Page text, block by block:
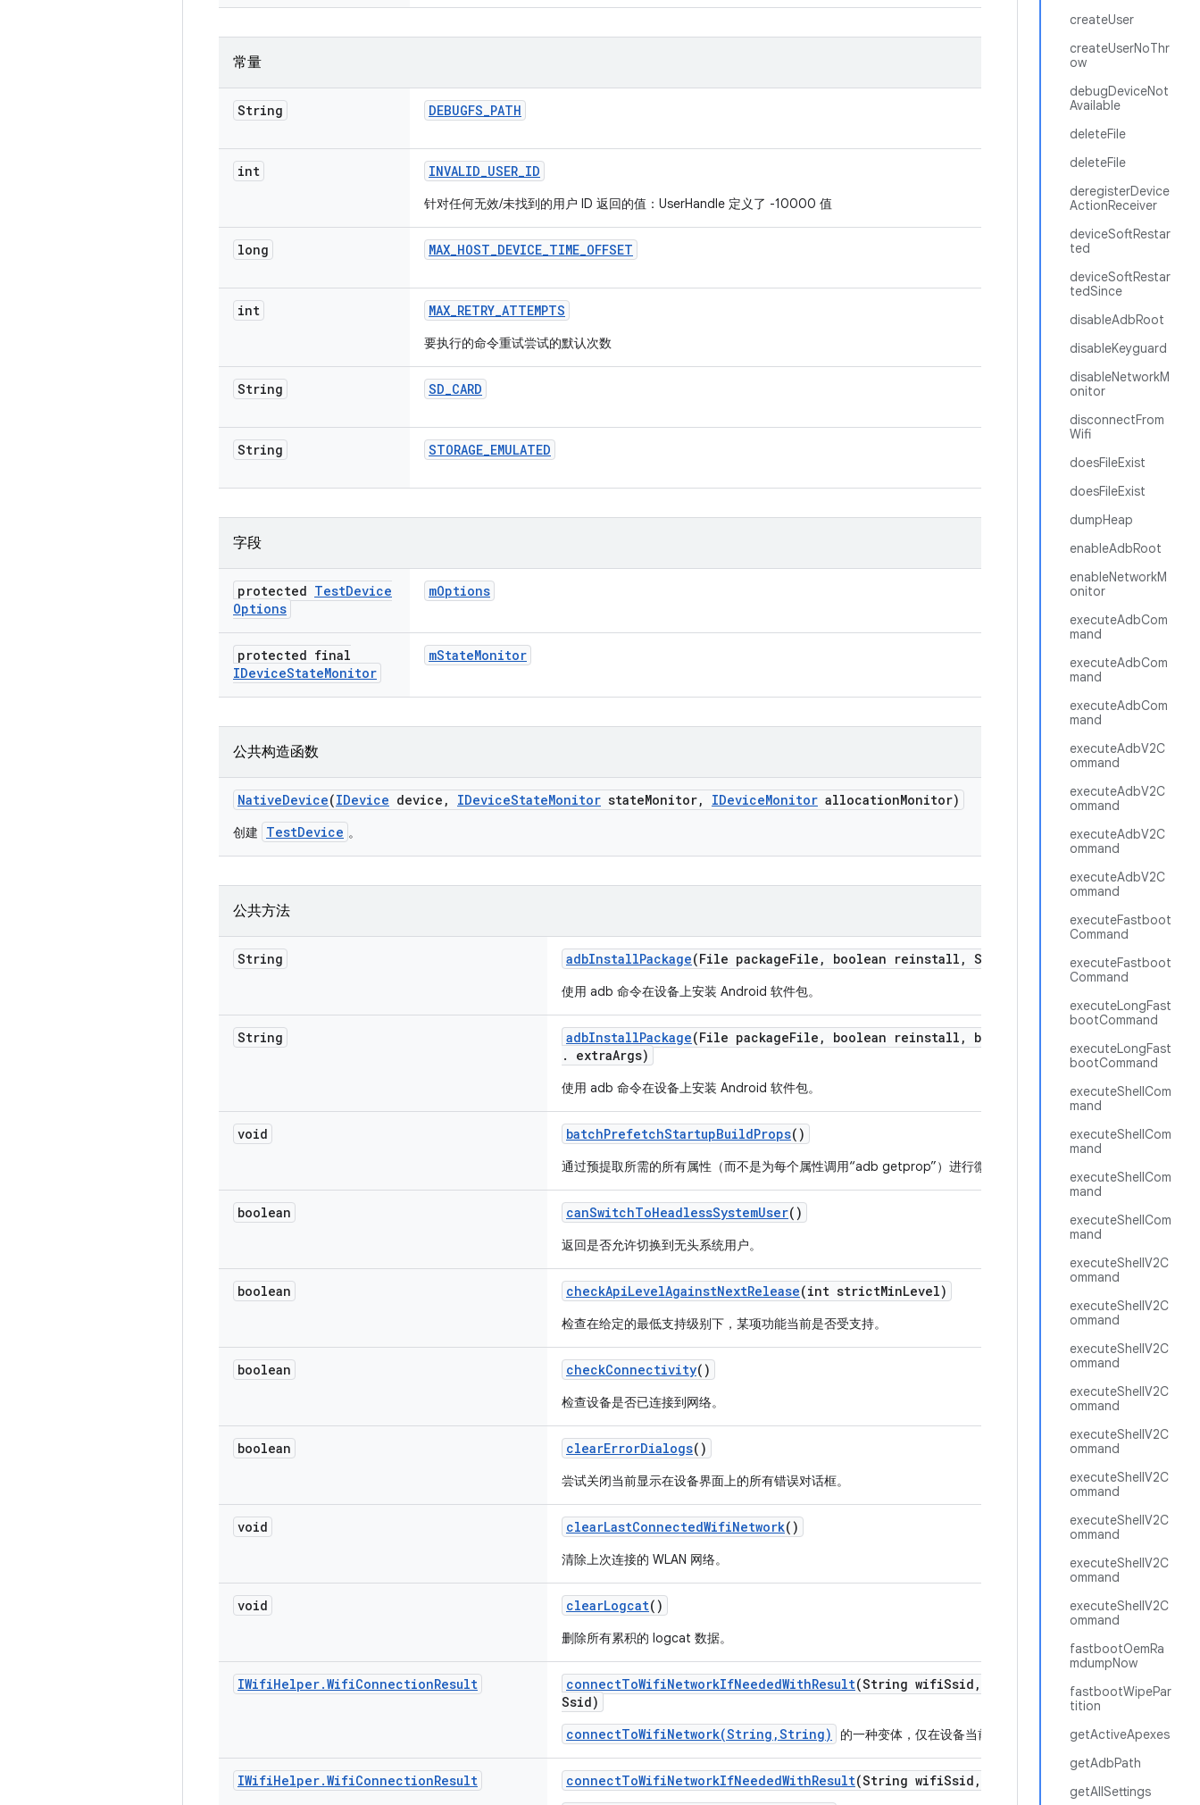
createUser
createUserNoThr
ow
debugDeviceNot
Available
deleteFile
deleteFile
deregisterDevice
ActionReceiver
deviceSoftRestar
ted
deviceSoftRestar
tedSince
disableAdbRoot
disableKeyguard
disableNetworkM
onitor
disconnectFrom
Wifi
doesFileExist
doesFileExist
dumpHeap
enableAdbRoot
enableNetworkM
onitor
executeAdbCom
mand
executeAdbCom
mand
executeAdbCom
mand
executeAdbV2C
ommand
executeAdbV2C
ommand
executeAdbV2C
ommand
executeAdbV2C
ommand
executeFastboot
Command
executeFastboot
Command
executeLongFast
bootCommand
executeLongFast
bootCommand
executeShellCom
mand
executeShellCom
mand
executeShellCom
mand
executeShellCom
mand
executeShellV2C
ommand
executeShellV2C
ommand
executeShellV2C
ommand
executeShellV2C
ommand
executeShellV2C
ommand
executeShellV2C
ommand
executeShellV2C
ommand
executeShellV2C
ommand
executeShellV2C
ommand
fastbootOemRa
mdumpNow
fastbootWipePar
tition
getActiveApexes
getAdbPath
getAllSettings
常量
String DEBUGFS_PATH
int INVALID_USER_ID
针对任何无效/未找到的用户 ID 返回的值：UserHandle 定义了 -10000 值
long MAX_HOST_DEVICE_TIME_OFFSET
int MAX_RETRY_ATTEMPTS
要执行的命令重试尝试的默认次数
String SD_CARD
String STORAGE_EMULATED
字段
protected TestDevice
Options
mOptions
protected final
IDeviceStateMonitor
mStateMonitor
公共构造函数
NativeDevice(IDevice device , IDeviceStateMonitor stateMonitor, IDeviceMonitor allocationMonitor)
创建 TestDevice 。
公共方法
String adbInstallPackage(File packageFile , boolean reinstall , String extraArgs)
使用 adb 命令在设备上安装 Android 软件包。
String adbInstallPackage(File packageFile , boolean reinstall , boolean grant
.
extraArgs)
使用 adb 命令在设备上安装 Android 软件包。
void batchPrefetchStartupBuildProps()
通过预提取所需的所有属性（而不是为每个属性调用“adb getprop”）进行微优化（约 400 毫秒）。
boolean canSwitchToHeadlessSystemUser()
返回是否允许切换到无头系统用户。
boolean checkApiLevelAgainstNextRelease(int strictMinLevel)
检查在给定的最低支持级别下，某项功能当前是否受支持。
boolean checkConnectivity()
检查设备是否已连接到网络。
boolean clearErrorDialogs()
尝试关闭当前显示在设备界面上的所有错误对话框。
void clearLastConnectedWifiNetwork()
清除上次连接的 WLAN 网络。
void clearLogcat()
删除所有累积的 logcat 数据。
IWifiHelper.WifiConnectionResult connectToWifiNetworkIfNeededWithResult(String wifiSsid , Psk,
boolean scan
Ssid)
connectToWifiNetwork(String,String)
的一种变体，仅在设备当前没有网络连接时连接。
IWifiHelper.WifiConnectionResult connectToWifiNetworkIfNeededWithResult(String wifiSsid ,